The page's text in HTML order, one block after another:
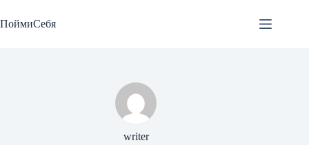
к
сути
ПоймиСебя
writer